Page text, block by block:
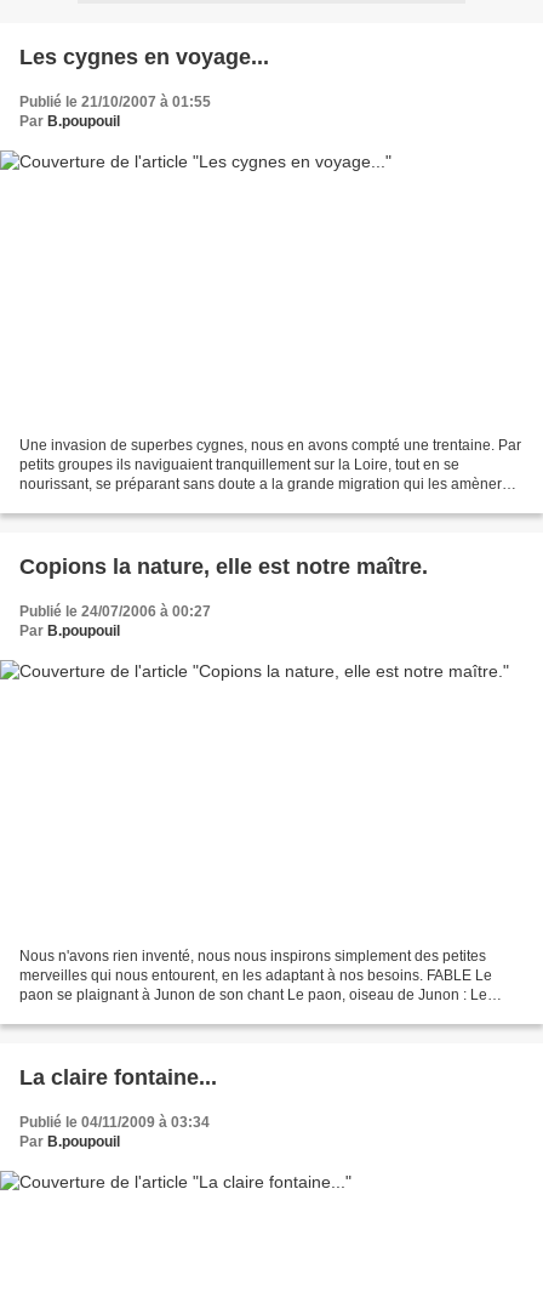
Les cygnes en voyage...
Publié le 21/10/2007 à 01:55
Par B.poupouil
Une invasion de superbes cygnes, nous en avons compté une trentaine. Par
petits groupes ils naviguaient tranquillement sur la Loire, tout en se
nourissant, se préparant sans doute a la grande migration qui les amènera
Copions la nature, elle est notre maître.
Publié le 24/07/2006 à 00:27
Par B.poupouil
Nous n'avons rien inventé, nous nous inspirons simplement des petites
merveilles qui nous entourent, en les adaptant à nos besoins. FABLE Le
paon se plaignant à Junon de son chant Le paon, oiseau de Junon : Le
La claire fontaine...
Publié le 04/11/2009 à 03:34
Par B.poupouil